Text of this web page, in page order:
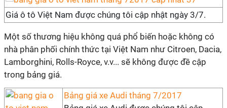
Giá ô tô Việt Nam được chúng tôi cập nhật ngày 3/7.
Một số thương hiệu không quá phổ biến hoặc không có
nhà phân phối chính thức tại Việt Nam như Citroen, Dacia,
Lamborghini, Rolls-Royce, v.v... sẽ không được đề cập
trong bảng giá.
Bảng giá xe Audi tháng 7/2017